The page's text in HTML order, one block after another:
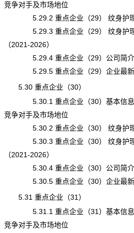
竞争对手及市场地位
5.29.2 重点企业（29） 纹身护理
5.29.3 重点企业（29） 纹身护理
（2021-2026）
5.29.4 重点企业（29）公司简介
5.29.5 重点企业（29）企业最新
5.30 重点企业（30）
5.30.1 重点企业（30）基本信息、
竞争对手及市场地位
5.30.2 重点企业（30） 纹身护理
5.30.3 重点企业（30） 纹身护理
（2021-2026）
5.30.4 重点企业（30）公司简介
5.30.5 重点企业（30）企业最新
5.31 重点企业（31）
5.31.1 重点企业（31）基本信息、
竞争对手及市场地位